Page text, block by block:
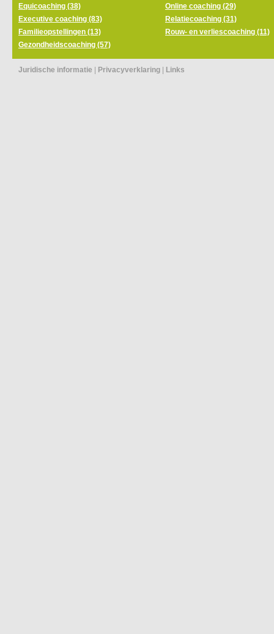
Equicoaching (38)
Executive coaching (83)
Familieopstellingen (13)
Gezondheidscoaching (57)
Online coaching (29)
Relatiecoaching (31)
Rouw- en verliescoaching (11)
Juridische informatie Privacyverklaring Links